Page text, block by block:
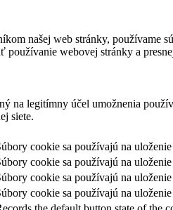
našej web stránky, používame
webovej stránky a
na legitímny účel umožnenia
siete.
cookie sa používajú na
cookie sa používajú na
cookie sa používajú na
cookie sa používajú na